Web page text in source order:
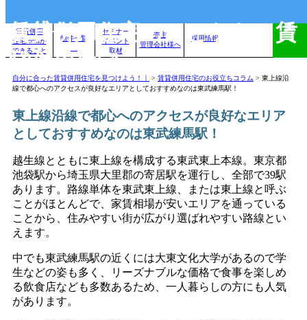
賃貸併用住宅のことなら、賃
貸併用住宅.com
自分に合った賃貸併用住宅を見つけよう！｜ > 賃貸併用住宅のお役立ちコラム > 東上線沿
線で都心へのアクセスが良好なエリアとしておすすめなのは東武練馬駅！
東上線沿線で都心へのアクセスが良好なエリア
としておすすめなのは東武練馬駅！
越生線とともに東上線を構成する東武東上本線。東京都
池袋駅から埼玉県大里郡の寄居駅を運行し、全部で39駅
あります。路線単体を東武東上線、または東上線と呼ぶ
ことがほとんどで、家賃相場が安いエリアを通っている
ことから、住みやすい街が広がり選ばれやすい路線とい
えます。
中でも東武練馬駅の近くには大東文化大学があるので学
生などの姿も多く、リーズナブルな価格で食事を楽しめ
る飲食店なども多数あるため、一人暮らしの方にも人気
があります。
賃貸併用
住宅.comが
できること
物件一覧
セミナー
イベント
取材
売主
管理会社様へ
採用情報